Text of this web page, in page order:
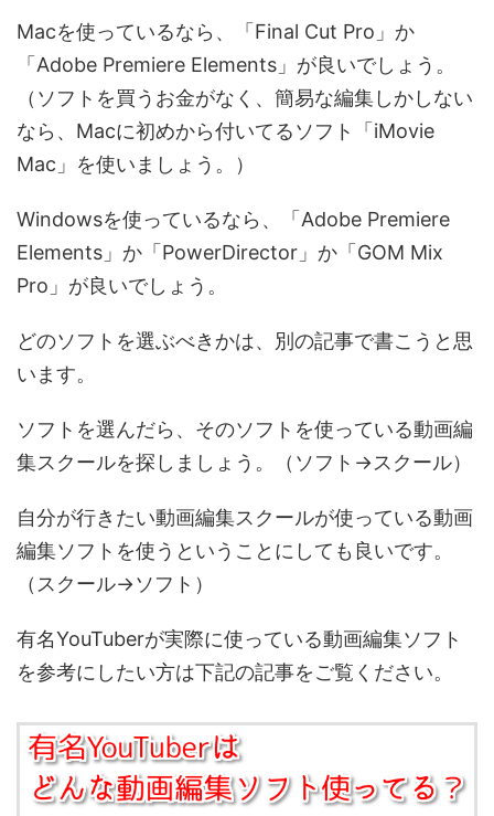
Macを使っているなら、「Final Cut Pro」か
「Adobe Premiere Elements」が良いでしょう。
（ソフトを買うお金がなく、簡易な編集しかしない
なら、Macに初めから付いてるソフト「iMovie
Mac」を使いましょう。）
Windowsを使っているなら、「Adobe Premiere
Elements」か「PowerDirector」か「GOM Mix
Pro」が良いでしょう。
どのソフトを選ぶべきかは、別の記事で書こうと思
います。
ソフトを選んだら、そのソフトを使っている動画編
集スクールを探しましょう。（ソフト→スクール）
自分が行きたい動画編集スクールが使っている動画
編集ソフトを使うということにしても良いです。
（スクール→ソフト）
有名YouTuberが実際に使っている動画編集ソフト
を参考にしたい方は下記の記事をご覧ください。